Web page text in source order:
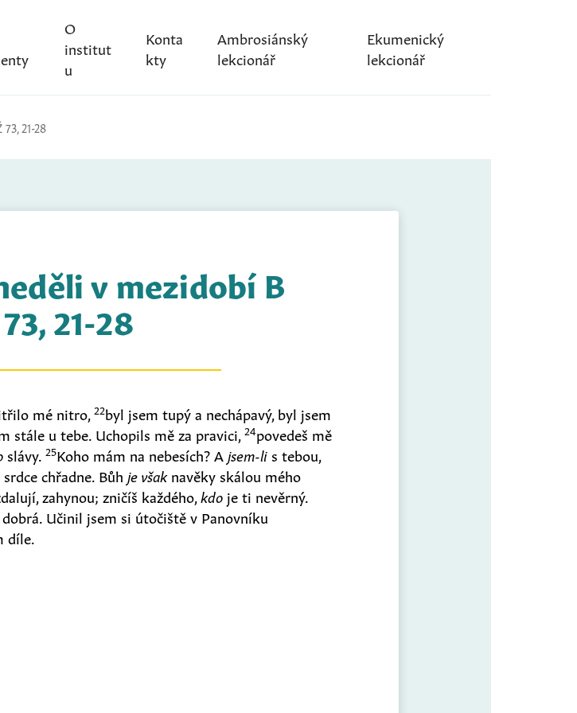
O
institut
u
Konta
kty
Ambrosiánský
lekcionář
Ekumenický
lekcionář
21-28
v mezidobí B
21-28
mé nitro,22byl jsem tupý a nechápavý, byl jsem
stále u tebe. Uchopils mě za pravici,24povedeš mě
slávy.25Koho mám na nebesích? A jsem-li s tebou,
chřadne. Bůh je všaknavěky skálou mého
zahynou; zničíš každého, kdo je ti nevěrný.
Učinil jsem si útočiště v Panovníku
díle.